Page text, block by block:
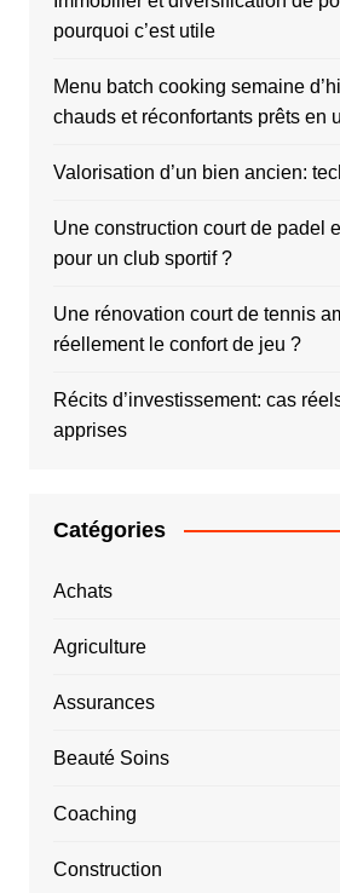
pourquoi c’est utile
Menu batch cooking semaine
chauds et réconfortants prêts en
Valorisation d’un bien ancien:
Une construction court de padel
pour un club sportif ?
Une rénovation court de tennis
réellement le confort de jeu ?
Récits d’investissement: cas
apprises
Catégories
Achats
Agriculture
Assurances
Beauté Soins
Coaching
Construction